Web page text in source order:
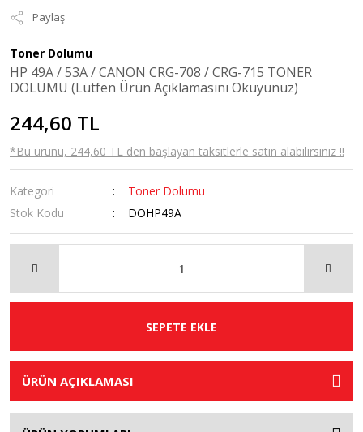
Paylaş
Toner Dolumu
HP 49A / 53A / CANON CRG-708 / CRG-715 TONER
DOLUMU (Lütfen Ürün Açıklamasını Okuyunuz)
244,60 TL
*Bu ürünü, 244,60 TL den başlayan taksitlerle satın alabilirsiniz !!
Kategori
Toner Dolumu
Stok Kodu
DOHP49A
SEPETE EKLE
ÜRÜN AÇIKLAMASI